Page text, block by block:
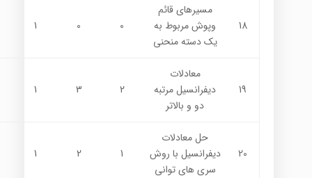
18
مسيرهاي قائم
وپوش مربوط به
يك دسته منحني
0
0
1
19
معادلات
ديفرانسيل مرتبه
دو و بالاتر
2
3
1
20
حل معادلات
ديفرانسيل با روش
سري هاي تواني
1
2
1